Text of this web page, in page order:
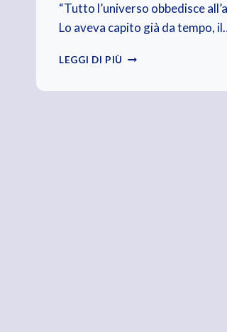
“Tutto l’universo obbedisce
Lo aveva capito già da tempo,
LEGGI DI PIÙ TUTTO